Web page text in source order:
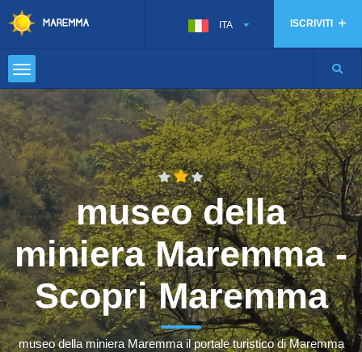
ISCRIVITI
ITA
museo della
miniera Maremma -
Scopri Maremma
museo della miniera Maremma il portale turistico di Maremma